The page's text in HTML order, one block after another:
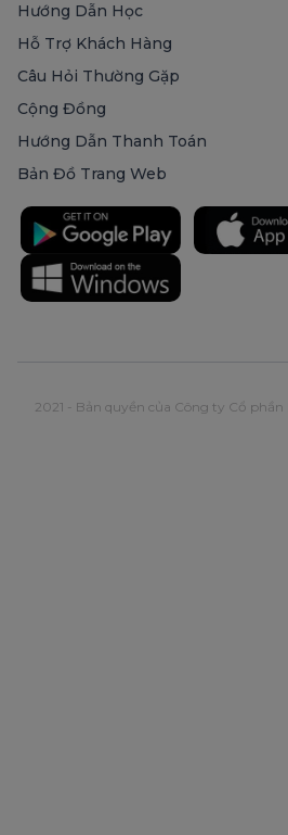
Hướng Dẫn Học
Hỗ Trợ Khách Hàng
Câu Hỏi Thường Gặp
Cộng Đồng
Hướng Dẫn Thanh Toán
Bản Đồ Trang Web
2021 - Bản quyền của Công ty Cổ phần